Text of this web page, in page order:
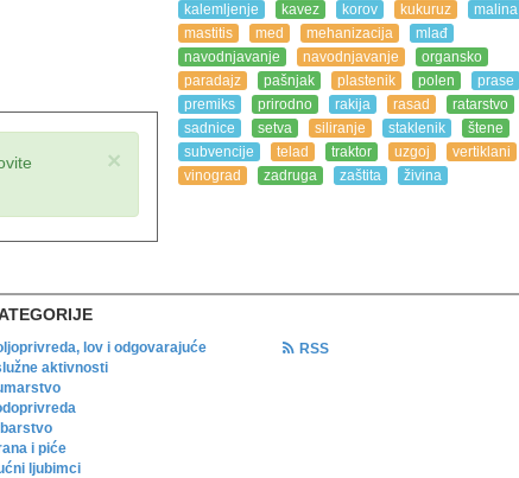
×
kalemljenje
kavez korov kukuruz
malina
mastitis
med mehanizacija
mlađ
navodnjavanje
navodnjavanje
organsko
paradajz
pašnjak plastenik polen
prase
premiks
prirodno rakija rasad
ratarstvo
sadnice
setva siliranje staklenik
štene
subvencije
telad traktor uzgoj
vertiklani
vinograd
zadruga zaštita živina
lov i odgovarajuće
aktivnosti
i piće
ljubimci
RSS